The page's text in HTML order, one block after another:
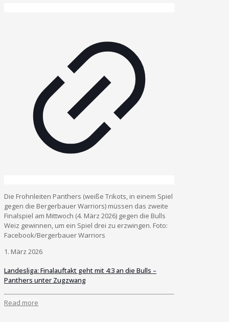
Die Frohnleiten Panthers (weiße Trikots, in einem Spiel
gegen die Bergerbauer Warriors) müssen das zweite
Finalspiel am Mittwoch (4. März 2026) gegen die Bulls
Weiz gewinnen, um ein Spiel drei zu erzwingen. Foto:
Facebook/Bergerbauer Warriors
1. März 2026
Landesliga: Finalauftakt geht mit 4:3 an die Bulls –
Panthers unter Zugzwang
Read more